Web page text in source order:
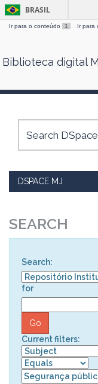
Skip
BRASIL
Ir para o conteúdo 1 Ir para
Biblioteca digital
DSPACE MJ
SEARCH
Search:
for
Current filters: